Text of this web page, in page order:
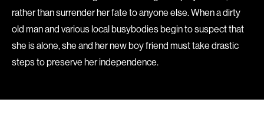
Érotiques
Étudiants
Famille
Fantastiques
Fiction
Guerre
Indépendants
Jeunesse
rather than surrender her fate to anyone else. When a dirty
old man and various local busybodies begin to suspect that
she is alone, she and her new boy friend must take drastic
steps to preserve her independence.